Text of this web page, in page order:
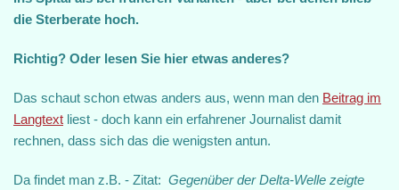
die Sterberate hoch.
Richtig? Oder lesen Sie hier etwas anderes?
Das schaut schon etwas anders aus, wenn man den Beitrag im
Langtext liest - doch kann ein erfahrener Journalist damit
rechnen, dass sich das die wenigsten antun.
Da findet man z.B. - Zitat: Gegenüber der Delta-Welle zeigte